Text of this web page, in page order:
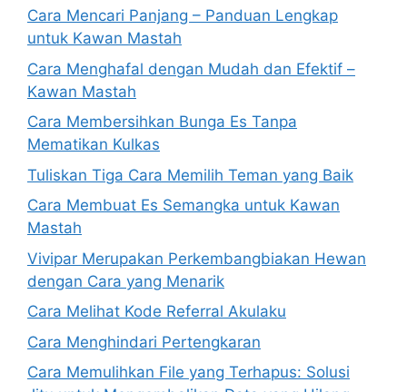
Cara Mencari Panjang – Panduan Lengkap
untuk Kawan Mastah
Cara Menghafal dengan Mudah dan Efektif –
Kawan Mastah
Cara Membersihkan Bunga Es Tanpa
Mematikan Kulkas
Tuliskan Tiga Cara Memilih Teman yang Baik
Cara Membuat Es Semangka untuk Kawan
Mastah
Vivipar Merupakan Perkembangbiakan Hewan
dengan Cara yang Menarik
Cara Melihat Kode Referral Akulaku
Cara Menghindari Pertengkaran
Cara Memulihkan File yang Terhapus: Solusi